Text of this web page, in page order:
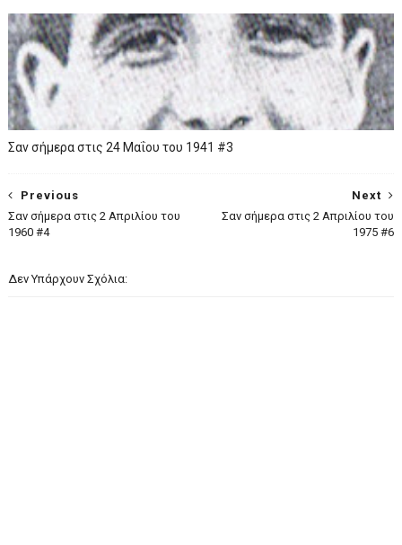
Σαν σήμερα στις 24 Μαΐου του 1941 #3
Next
Σαν σήμερα στις 2 Απριλίου του
1975 #6
Previous
Σαν σήμερα στις 2 Απριλίου του
1960 #4
Δεν Υπάρχουν Σχόλια: